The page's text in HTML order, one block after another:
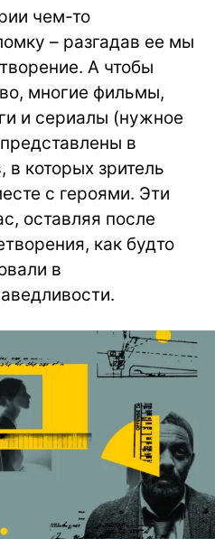
чем-то
– разгадав ее мы
А чтобы
многие фильмы,
и сериалы (нужное
в
в которых зритель
с героями. Эти
оставляя после
как будто
в